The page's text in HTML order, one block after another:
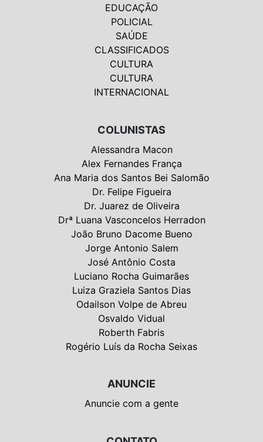
EDUCAÇÃO
POLICIAL
SAÚDE
CLASSIFICADOS
CULTURA
CULTURA
INTERNACIONAL
COLUNISTAS
Alessandra Macon
Alex Fernandes França
Ana Maria dos Santos Bei Salomão
Dr. Felipe Figueira
Dr. Juarez de Oliveira
Drª Luana Vasconcelos Herradon
João Bruno Dacome Bueno
Jorge Antonio Salem
José Antônio Costa
Luciano Rocha Guimarães
Luiza Graziela Santos Dias
Odailson Volpe de Abreu
Osvaldo Vidual
Roberth Fabris
Rogério Luís da Rocha Seixas
ANUNCIE
Anuncie com a gente